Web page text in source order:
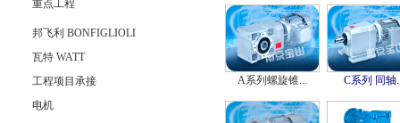
重点工程
邦飞利 BONFIGLIOLI
瓦特 WATT
工程项目承接
电机
A系列螺旋锥... C系列 同轴